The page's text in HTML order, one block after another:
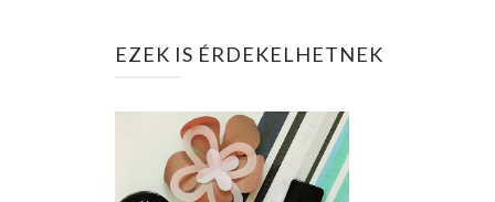
EZEK IS ÉRDEKELHETNEK